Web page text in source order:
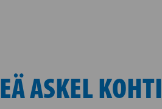
ASKEL KOHTI